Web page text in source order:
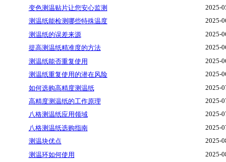
变色测温贴片让您安心监测
2025-
测温纸能检测哪些特殊温度
2025-
测温纸的误差来源
2025-
提高测温纸精准度的方法
2025-
测温纸能否重复使用
2025-
测温纸重复使用的潜在风险
2025-
如何选购高精度测温纸
2025-
高精度测温纸的工作原理
2025-
八格测温纸应用领域
2025-
八格测温纸选购指南
2025-
测温块优点
2025-
测温环如何使用
2025-